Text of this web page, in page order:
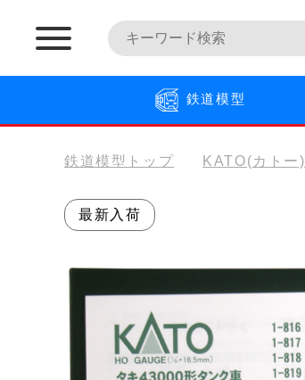
鉄道模型
鉄道模型トップ KATO(カトー)
最新入荷